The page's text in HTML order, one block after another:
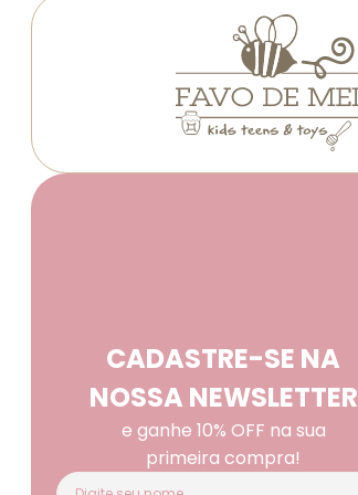
CADASTRE-SE NA
NOSSA NEWSLETTER
e ganhe 10% OFF na sua
primeira compra!